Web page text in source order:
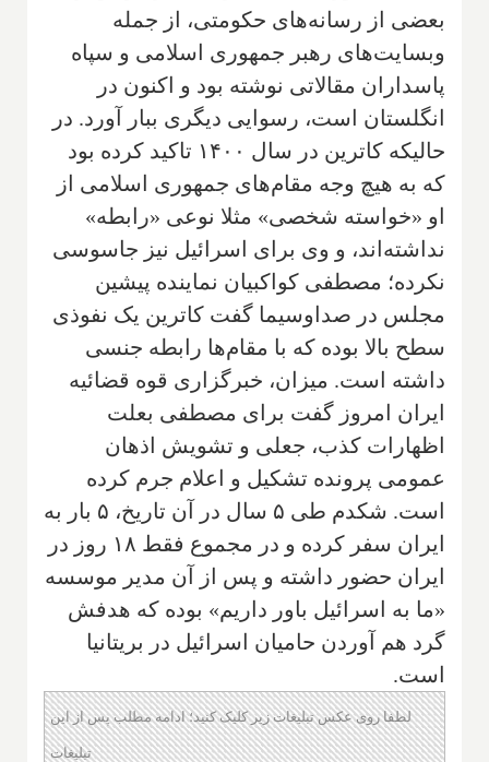
بعضی از رسانه‌های حکومتی، از جمله
وبسایت‌های رهبر جمهوری اسلامی و سپاه
پاسداران مقالاتی نوشته بود و اکنون در
انگلستان است، رسوایی دیگری ببار آورد. در
حالیکه کاترین در سال ۱۴۰۰ تاکید کرده بود
که به هیچ وجه مقام‌های جمهوری اسلامی از
او «خواسته شخصی» مثلا نوعی «رابطه»
نداشته‌اند، و وی برای اسرائیل نیز جاسوسی
نکرده؛ مصطفی کواکبیان نماینده پیشین
مجلس در صداوسیما گفت کاترین یک نفوذی
سطح بالا بوده که با مقام‌ها رابطه جنسی
داشته است. میزان، خبرگزاری قوه قضائیه
ایران امروز گفت برای مصطفی بعلت
اظهارات کذب، جعلی و تشویش اذهان
عمومی پرونده تشکیل و اعلام جرم کرده
است. شکدم طی ۵ سال در آن تاریخ، ۵ بار به
ایران سفر کرده و در مجموع فقط ۱۸ روز در
ایران حضور داشته و پس از آن مدیر موسسه
«ما به اسرائیل باور داریم» بوده که هدفش
گرد هم آوردن حامیان اسرائیل در بریتانیا
است.
لطفا روی عکس تبلیغات زیر کلیک کنید؛ ادامه مطلب پس از این
تبلیغات